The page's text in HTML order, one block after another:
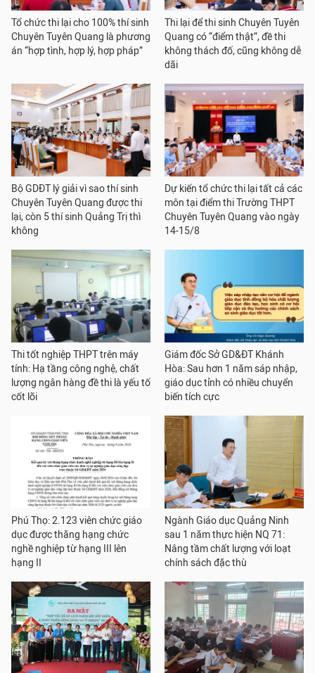
Tổ chức thi lại cho 100% thí sinh
Chuyên Tuyên Quang là phương
án “hợp tình, hợp lý, hợp pháp”
Thi lại để thi sinh Chuyên Tuyên
Quang có “điểm thật”, đề thi
không thách đố, cũng không dễ
dãi
Bộ GDĐT lý giải vì sao thí sinh
Chuyên Tuyên Quang được thi
lại, còn 5 thí sinh Quảng Trị thì
không
Dự kiến tổ chức thi lại tất cả các
môn tại điểm thi Trường THPT
Chuyên Tuyên Quang vào ngày
14-15/8
Thi tốt nghiệp THPT trên máy
tính: Hạ tầng công nghệ, chất
lượng ngân hàng đề thi là yếu tố
cốt lõi
Giám đốc Sở GD&ĐT Khánh
Hòa: Sau hơn 1 năm sáp nhập,
giáo dục tỉnh có nhiều chuyển
biến tích cực
Phú Thọ: 2.123 viên chức giáo
dục được thăng hạng chức
nghề nghiệp từ hạng III lên
hạng II
Ngành Giáo dục Quảng Ninh
sau 1 năm thực hiện NQ 71:
Nâng tầm chất lượng với loạt
chính sách đặc thù